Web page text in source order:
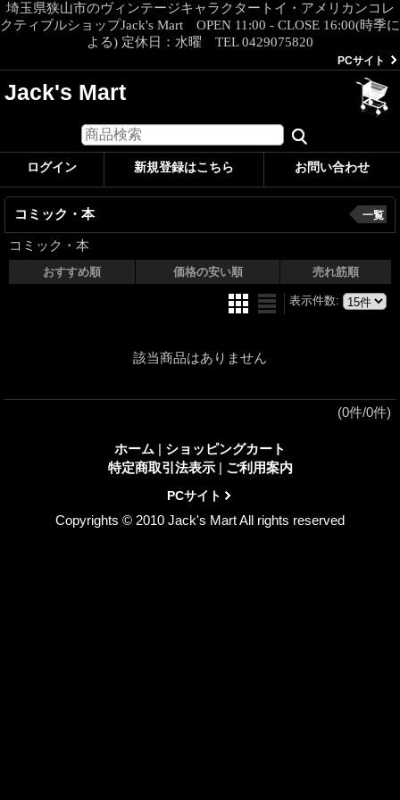
埼玉県狭山市のヴィンテージキャラクタートイ・アメリカンコレ
クティブルショップJack's Mart OPEN 11:00 - CLOSE 16:00(時季に
よる) 定休日：水曜 TEL 0429075820
PCサイト
Jack's Mart
ログイン 新規登録はこちら お問い合わせ
コミック・本
コミック・本
一覧
おすすめ順 価格の安い順 売れ筋順
表示件数:
該当商品はありません
(0件/0件)
ホーム | ショッピングカート
特定商取引法表示 | ご利用案内
PCサイト
Copyrights © 2010 Jack's Mart All rights reserved